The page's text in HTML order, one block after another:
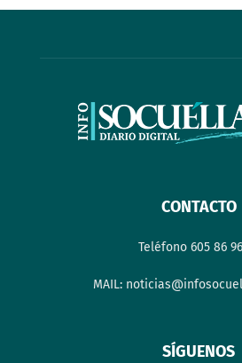
CONTACTO
Teléfono 605 86
MAIL:
SÍGUENOS